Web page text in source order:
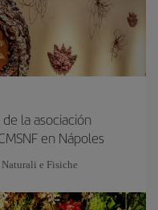
la asociación
en Nápoles
e Fisiche